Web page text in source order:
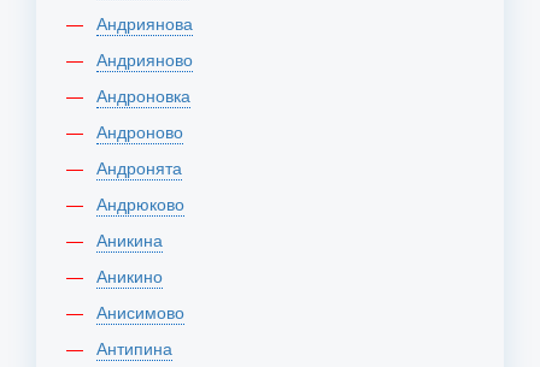
Андриянова
Андрияново
Андроновка
Андроново
Андронята
Андрюково
Аникина
Аникино
Анисимово
Антипина